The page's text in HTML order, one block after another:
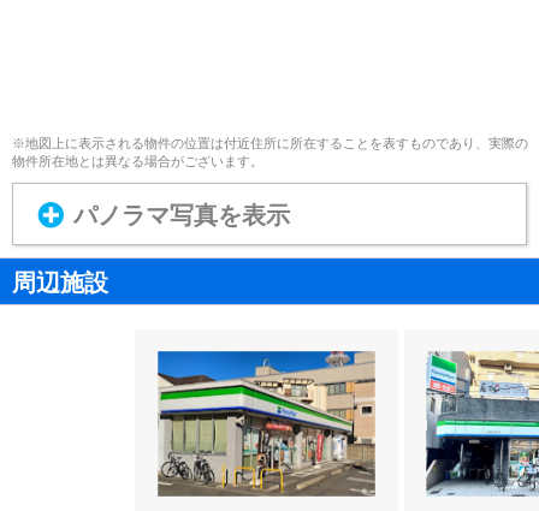
※地図上に表示される物件の位置は付近住所に所在することを表すものであり、実際の
物件所在地とは異なる場合がございます。
パノラマ写真を表示
周辺施設